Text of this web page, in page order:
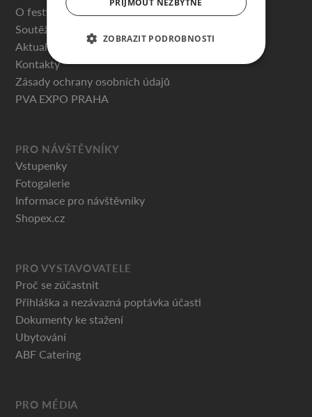
O festivalu
Soutěže
Aktuality
Kontakty
Zásady ochrany osobních údajů
PVA EXPO PRAHA
PRO NÁVŠTĚVNÍKY
Vstupenky
Fotogalerie
Informace pro návštěvníky
Shopex.cz
PRO VYSTAVOVATELE
Proč se zúčastnit
Přihláška a nezávazná poptávka účasti
Dokumenty ke stažení
Ubytování
ABF Catering
PRO MÉDIA
PŘIJMOUT NEZBYTNÉ
ZOBRAZIT PODROBNOSTI